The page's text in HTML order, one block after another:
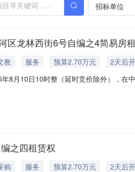
招标单位
区龙林西街6号自编之4简易房
教 服务 预算2.70万元
2天后
8月10日10时整（延时竞价除外），
租赁权120.82办公53%26,9887,000备注
之四租赁权
购 服务 预算2.70万元
2天后